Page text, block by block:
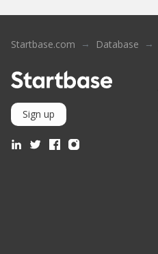
Startbase.com Database
Sign up